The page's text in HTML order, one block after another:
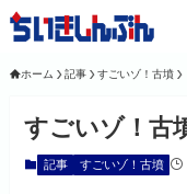
ホーム 記事 すごいゾ！古墳
すごいゾ！古
記事 すごいゾ！古墳